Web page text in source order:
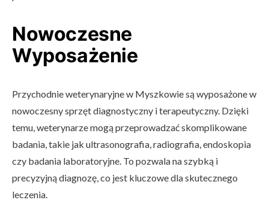
Nowoczesne
Wyposażenie
Przychodnie weterynaryjne w Myszkowie są wyposażone w
nowoczesny sprzęt diagnostyczny i terapeutyczny. Dzięki
temu, weterynarze mogą przeprowadzać skomplikowane
badania, takie jak ultrasonografia, radiografia, endoskopia
czy badania laboratoryjne. To pozwala na szybką i
precyzyjną diagnozę, co jest kluczowe dla skutecznego
leczenia.